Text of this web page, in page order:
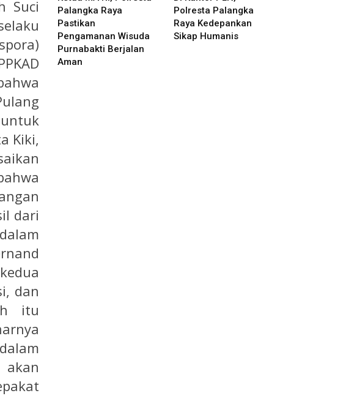
Suci
Kiki,
dari
dan
itu
Palangka Raya
Pastikan
Pengamanan Wisuda
Purnabakti Berjalan
Aman
Polresta Palangka
Raya Kedepankan
Sikap Humanis